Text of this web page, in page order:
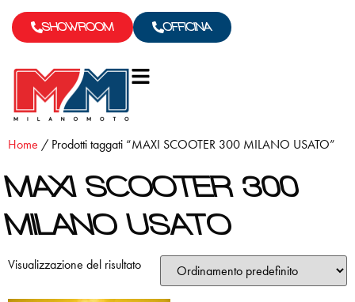
SHOWROOM OFFICINA
Home / Prodotti taggati “MAXI SCOOTER 300 MILANO USATO”
MAXI SCOOTER 300
MILANO USATO
Visualizzazione del risultato